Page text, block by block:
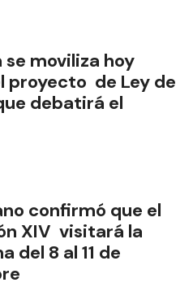
se moviliza hoy
proyecto de Ley de
debatirá el
confirmó que el
XIV visitará la
del 8 al 11 de